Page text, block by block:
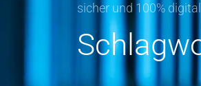
sicher und 100% digital